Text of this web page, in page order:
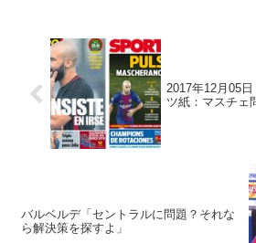
2017年12月05
ツ紙：マスチェ
バルベルデ「セントラルに問題？それな
ら解決策を探すよ」